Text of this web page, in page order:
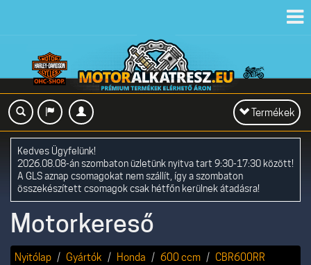
Toggle
navigation
Termékek
Kedves Ügyfelünk!
2026.08.08-án szombaton üzletünk nyitva tart 9:30-17:30 között!
A GLS aznap csomagokat nem szállít, így a szombaton
összekészített csomagok csak hétfőn kerülnek átadásra!
Motorkereső
Nyitólap Gyártók Honda 600 ccm
CBR600RR